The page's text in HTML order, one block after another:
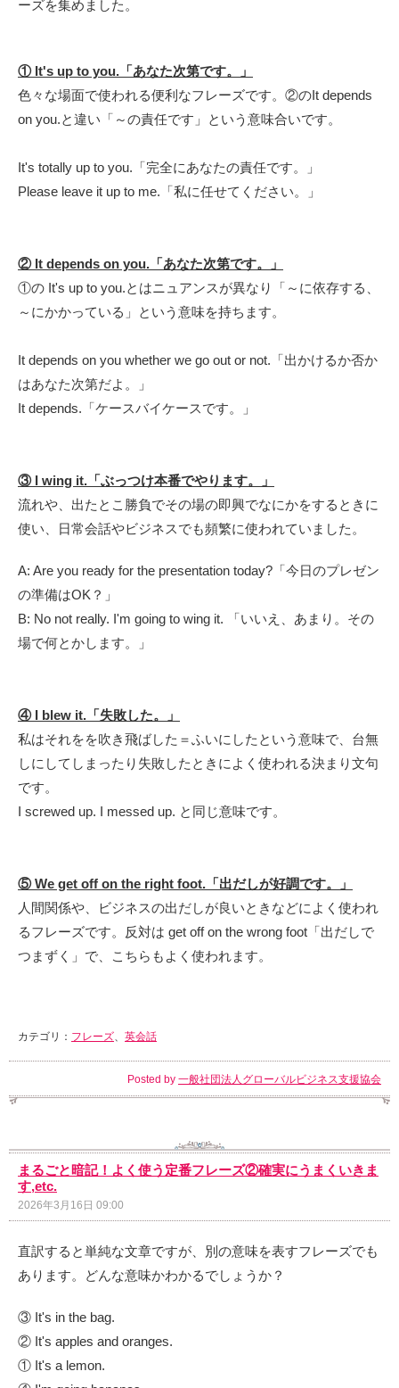
ーズを集めました。
① It's up to you.「あなた次第です。」
色々な場面で使われる便利なフレーズです。②のIt depends
on you.と違い「～の責任です」という意味合いです。
It's totally up to you.「完全にあなたの責任です。」
Please leave it up to me.「私に任せてください。」
② It depends on you.「あなた次第です。」
①の It's up to you.とはニュアンスが異なり「～に依存する、
～にかかっている」という意味を持ちます。
It depends on you whether we go out or not.「出かけるか否か
はあなた次第だよ。」
It depends.「ケースバイケースです。」
③ I wing it.「ぶっつけ本番でやります。」
流れや、出たとこ勝負でその場の即興でなにかをするときに
使い、日常会話やビジネスでも頻繁に使われていました。
A: Are you ready for the presentation today?「今日のプレゼン
の準備はOK？」
B: No not really. I'm going to wing it. 「いいえ、あまり。その
場で何とかします。」
④ I blew it.「失敗した。」
私はそれをを吹き飛ばした＝ふいにしたという意味で、台無
しにしてしまったり失敗したときによく使われる決まり文句
です。
I screwed up. I messed up. と同じ意味です。
⑤ We get off on the right foot.「出だしが好調です。」
人間関係や、ビジネスの出だしが良いときなどによく使われ
るフレーズです。反対は get off on the wrong foot「出だしで
つまずく」で、こちらもよく使われます。
カテゴリ： フレーズ 英会話
Posted by 一般社団法人グローバルビジネス支援協会
まるごと暗記！よく使う定番フレーズ②確実にうまくいきま
す,etc.
2026年3月16日 09:00
直訳すると単純な文章ですが、別の意味を表すフレーズでも
あります。どんな意味かわかるでしょうか？
③ It's in the bag.
② It's apples and oranges.
① It's a lemon.